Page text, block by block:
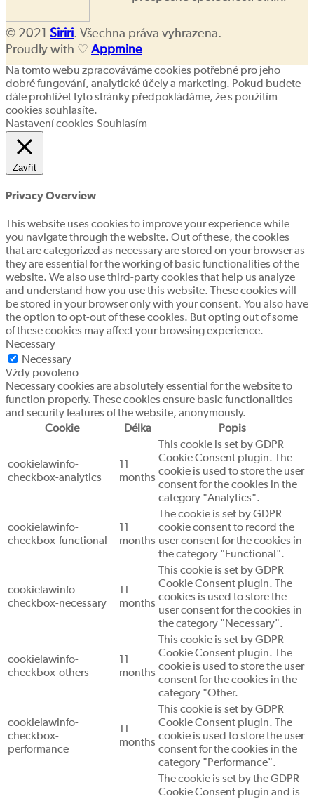
© 2021 Siriri. Všechna práva vyhrazena.
Proudly with ♡ Appmine
Na tomto webu zpracováváme cookies potřebné pro jeho
dobré fungování, analytické účely a marketing. Pokud budete
dále prohlížet tyto stránky předpokládáme, že s použitím
cookies souhlasíte.
Nastavení cookies Souhlasím
Zavřít
Privacy Overview
This website uses cookies to improve your experience while
you navigate through the website. Out of these, the cookies
that are categorized as necessary are stored on your browser as
they are essential for the working of basic functionalities of the
website. We also use third-party cookies that help us analyze
and understand how you use this website. These cookies will
be stored in your browser only with your consent. You also have
the option to opt-out of these cookies. But opting out of some
of these cookies may affect your browsing experience.
Necessary
Necessary
Vždy povoleno
Necessary cookies are absolutely essential for the website to
function properly. These cookies ensure basic functionalities
and security features of the website, anonymously.
Cookie
Délka Popis
cookielawinfo-
checkbox-analytics
months
This cookie is set by GDPR
Cookie Consent plugin. The
cookie is used to store the user
consent for the cookies in the
category "Analytics".
cookielawinfo-
checkbox-functional
months
The cookie is set by GDPR
cookie consent to record the
user consent for the cookies in
the category "Functional".
cookielawinfo-
checkbox-necessary
months
This cookie is set by GDPR
Cookie Consent plugin. The
cookies is used to store the
user consent for the cookies in
the category "Necessary".
cookielawinfo-
checkbox-others
months
This cookie is set by GDPR
Cookie Consent plugin. The
cookie is used to store the user
consent for the cookies in the
category "Other.
cookielawinfo-
checkbox-
performance
months
This cookie is set by GDPR
Cookie Consent plugin. The
cookie is used to store the user
consent for the cookies in the
category "Performance".
The cookie is set by the GDPR
Cookie Consent plugin and is